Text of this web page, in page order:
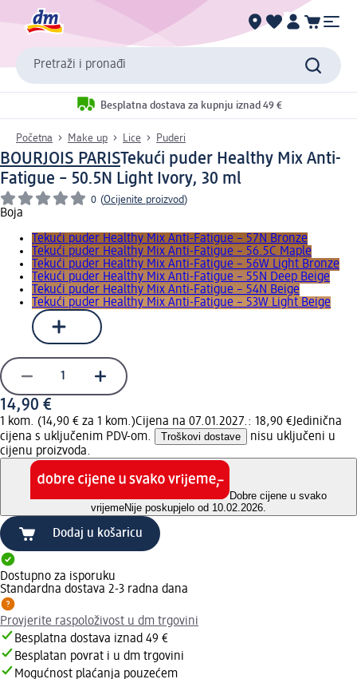
Pretraži i pronađi
Besplatna dostava za kupnju iznad 49 €
Početna Make up Lice Puderi
BOURJOIS PARISTekući puder Healthy Mix Anti-
Fatigue – 50.5N Light Ivory, 30 ml
0 (Ocijenite proizvod)
Boja
Tekući puder Healthy Mix Anti-Fatigue – 57N Bronze
Tekući puder Healthy Mix Anti-Fatigue – 56.5C Maple
Tekući puder Healthy Mix Anti-Fatigue – 56W Light Bronze
Tekući puder Healthy Mix Anti-Fatigue – 55N Deep Beige
Tekući puder Healthy Mix Anti-Fatigue – 54N Beige
Tekući puder Healthy Mix Anti-Fatigue – 53W Light Beige
14,90 €
1 kom. (14,90 € za 1 kom.)Cijena na 07.01.2027.: 18,90 €Jedinična
cijena s uključenim PDV-om.
Troškovi dostave
nisu uključeni u
cijenu proizvoda.
Dobre cijene u svako
vrijemeNije poskupjelo od 10.02.2026.
Dodaj u košaricu
Dostupno za isporuku
Standardna dostava 2-3 radna dana
Provjerite raspoloživost u dm trgovini
Besplatna dostava iznad 49 €
Besplatan povrat i u dm trgovini
Mogućnost plaćanja pouzećem